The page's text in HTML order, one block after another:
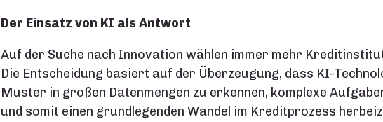
Der Einsatz von KI als Antwort
Auf der Suche nach Innovation wählen immer mehr
Die Entscheidung basiert auf der Überzeugung, dass KI-
Muster in großen Datenmengen zu erkennen, komplexe
und somit einen grundlegenden Wandel im Kreditprozess